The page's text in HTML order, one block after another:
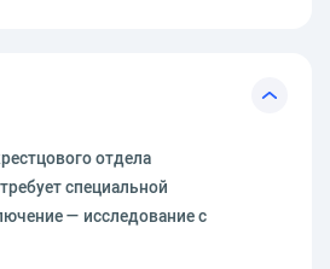
отдела
специальной
— исследование с